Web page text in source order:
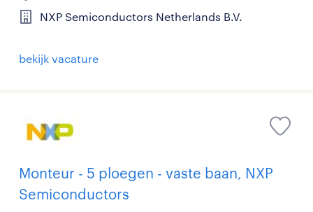
NXP Semiconductors Netherlands B.V.
bekijk vacature
Monteur - 5 ploegen - vaste baan, NXP
Semiconductors